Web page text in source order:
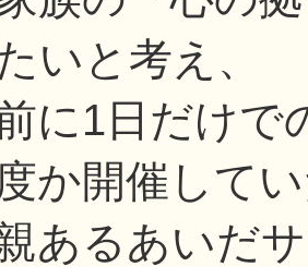
いと考え、
に1日だけで
か開催して
親あるあいだ